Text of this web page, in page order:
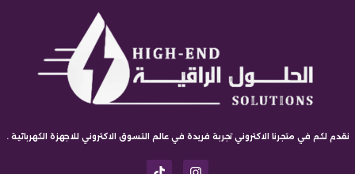
نقدم لكم في متجرنا الاكتروني تجربة فريدة في عالم التسوق الاكتروني للاجهزة الكهربائية .